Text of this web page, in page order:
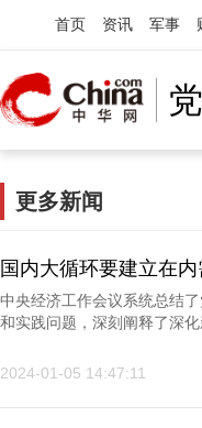
首页 资讯 军事
更多新闻
国内大循环要建立在
中央经济工作会议系统总结
和实践问题，深刻阐释了深
2024-01-05 14:47:11